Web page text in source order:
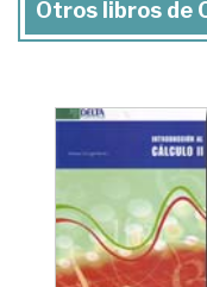
Otros libros de